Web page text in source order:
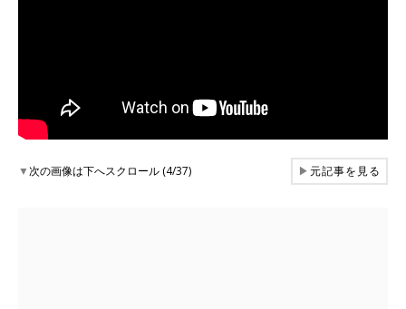
▼次の画像は下へスクロール (4/37) ▶元記事を見る